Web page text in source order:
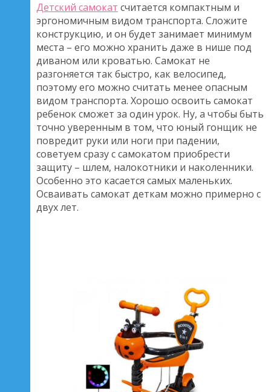
Детский самокат считается компактным и
эргономичным видом транспорта. Сложите
конструкцию, и он будет занимает минимум
места – его можно хранить даже в нише под
диваном или кроватью. Самокат не
разгоняется так быстро, как велосипед,
поэтому его можно считать менее опасным
видом транспорта. Хорошо освоить самокат
ребенок сможет за один урок. Ну, а чтобы быть
точно уверенным в том, что юный гонщик не
повредит руки или ноги при падении,
советуем сразу с самокатом приобрести
защиту – шлем, налокотники и наколенники.
Особенно это касается самых маленьких.
Осваивать самокат деткам можно примерно с
двух лет.